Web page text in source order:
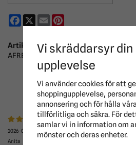
Facebook
X Email
Artikelnummer:
AFRE10-IJI0-SM
2026-07-05
Anita
Vi skräddarsyr din
upplevelse
Vi använder cookies för att
shoppingupplevelse,
annonsering och för hålla
tillförlitliga och säkra. För
samlar vi in information om
mönster och deras enheter.